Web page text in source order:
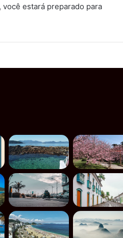
estará preparado para